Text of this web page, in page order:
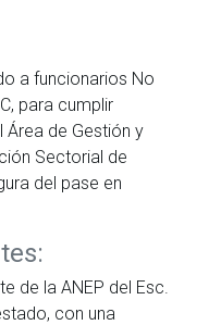
a funcionarios No
para cumplir
Área de Gestión y
Sectorial de
del pase en
de la ANEP del Esc.
con una